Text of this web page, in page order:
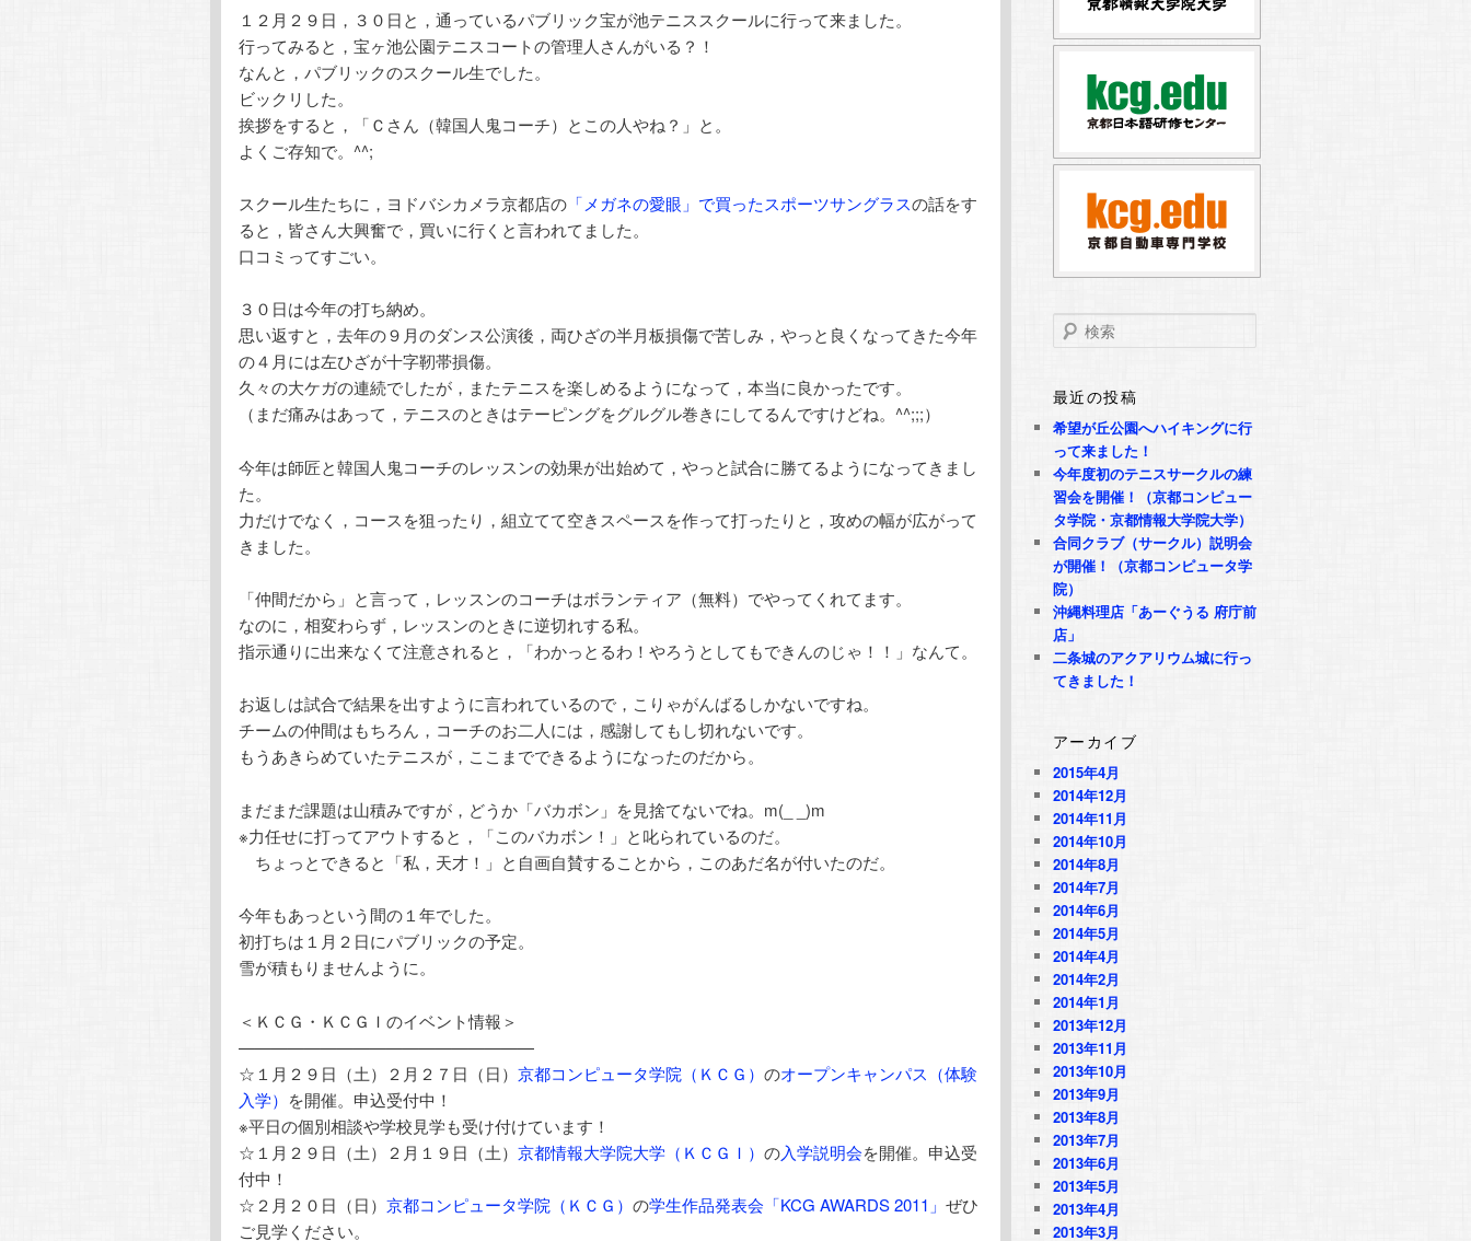
テ
ン
ツ
移
ン
ツ
へ
動
１２月２９日，３０日と，通っているパブリック宝が池テニススクールに行って来ました。
行ってみると，宝ヶ池公園テニスコートの管理人さんがいる？！
なんと，パブリックのスクール生でした。
ビックリした。
挨拶をすると，「Ｃさん（韓国人鬼コーチ）とこの人やね？」と。
よくご存知で。^^;
スクール生たちに，ヨドバシカメラ京都店の 「メガネの愛眼」で買ったスポーツサングラスの話をす
ると，皆さん大興奮で，買いに行くと言われてました。
口コミってすごい。
３０日は今年の打ち納め。
思い返すと，去年の９月のダンス公演後，両ひざの半月板損傷で苦しみ，やっと良くなってきた今年
の４月には左ひざが十字靭帯損傷。
久々の大ケガの連続でしたが，またテニスを楽しめるようになって，本当に良かったです。
（まだ痛みはあって，テニスのときはテーピングをグルグル巻きにしてるんですけどね。^^;;;）
今年は師匠と韓国人鬼コーチのレッスンの効果が出始めて，やっと試合に勝てるようになってきまし
た。
力だけでなく，コースを狙ったり，組立てて空きスペースを作って打ったりと，攻めの幅が広がって
きました。
「仲間だから」と言って，レッスンのコーチはボランティア（無料）でやってくれてます。
なのに，相変わらず，レッスンのときに逆切れする私。
指示通りに出来なくて注意されると，「わかっとるわ！やろうとしてもできんのじゃ！！」なんて。
お返しは試合で結果を出すように言われているので，こりゃがんばるしかないですね。
チームの仲間はもちろん，コーチのお二人には，感謝してもし切れないです。
もうあきらめていたテニスが，ここまでできるようになったのだから。
まだまだ課題は山積みですが，どうか「バカボン」を見捨てないでね。m(_ _)m
※力任せに打ってアウトすると，「このバカボン！」と叱られているのだ。
ちょっとできると「私，天才！」と自画自賛することから，このあだ名が付いたのだ。
今年もあっという間の１年でした。
初打ちは１月２日にパブリックの予定。
雪が積もりませんように。
＜ＫＣＧ・ＫＣＧＩのイベント情報＞
——————————————————
☆１月２９日（土）２月２７日（日） 京都コンピュータ学院（ＫＣＧ） のオープンキャンパス（体験
入学） を開催。申込受付中！
※平日の個別相談や学校見学も受け付けています！
☆１月２９日（土）２月１９日（土） 京都情報大学院大学（ＫＣＧＩ） の入学説明会を開催。申込受
付中！
☆２月２０日（日） 京都コンピュータ学院（ＫＣＧ） の学生作品発表会「KCG AWARDS 2011」 ぜひ
ご見学ください。
検
索
最近の投稿
希望が丘公園へハイキングに行
って来ました！
今年度初のテニスサークルの練
習会を開催！（京都コンピュー
タ学院・京都情報大学院大学）
合同クラブ（サークル）説明会
が開催！（京都コンピュータ学
院）
沖縄料理店「あーぐうる 府庁前
店」
二条城のアクアリウム城に行っ
てきました！
アーカイブ
2015年4月
2014年12月
2014年11月
2014年10月
2014年8月
2014年7月
2014年6月
2014年5月
2014年4月
2014年2月
2014年1月
2013年12月
2013年11月
2013年10月
2013年9月
2013年8月
2013年7月
2013年6月
2013年5月
2013年4月
2013年3月